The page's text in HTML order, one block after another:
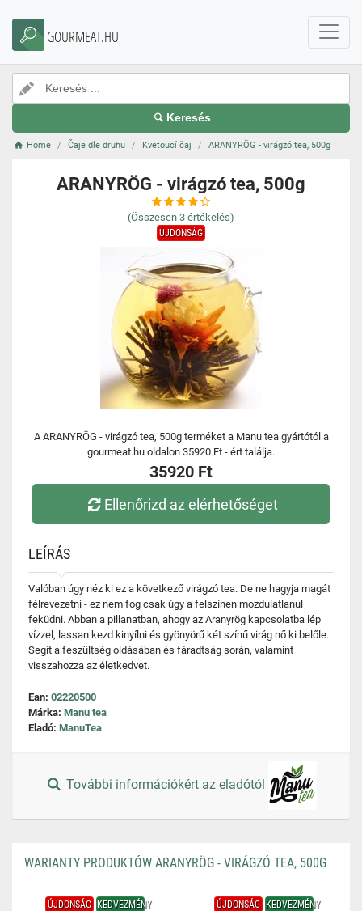
GOURMEAT.HU
Keresés
Home Čaje dle druhu Kvetoucí čaj ARANYRÖG - virágzó tea, 500g
ARANYRÖG - virágzó tea, 500g
(Összesen 3 értékelés)
ÚJDONSÁG
A ARANYRÖG - virágzó tea, 500g terméket a Manu tea gyártótól a
gourmeat.hu oldalon 35920 Ft - ért találja.
35920 Ft
Ellenőrizd az elérhetőséget
LEÍRÁS
Valóban úgy néz ki ez a következő virágzó tea. De ne hagyja magát
félrevezetni - ez nem fog csak úgy a felszínen mozdulatlanul
feküdni. Abban a pillanatban, ahogy az Aranyrög kapcsolatba lép
vízzel, lassan kezd kinyílni és gyönyörű két színű virág nő ki belőle.
Segít a feszültség oldásában és fáradtság során, valamint
visszahozza az életkedvet.
Ean: 02220500
Márka: Manu tea
Eladó: ManuTea
További információkért az eladótól
WARIANTY PRODUKTÓW ARANYRÖG - VIRÁGZÓ TEA, 500G
ÚJDONSÁG KEDVEZMÉNY ÚJDONSÁG KEDVEZMÉNY